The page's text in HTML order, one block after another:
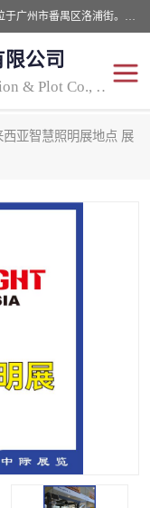
广州中际展览策划有限公司成立于2005年，注册地位于广州市番禺区洛浦街。经营范围包括会议及展览服务，大型活动组织策划服务，展台设计服务，广告业等；主要从事国外广告、标识、印花、LED、照明、光电、灯光、音响、视听、电子展览会等，展位预定-展品运输-签证-行程安排-补贴一站式服务。
公司
Guangzhou CNIntl Exhibition & Plot Co., Ltd.
亚智慧照明展地点 展
输
国内中国香港照明